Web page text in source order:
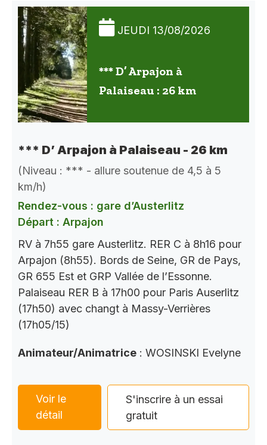
JEUDI 13/08/2026
*** D’ Arpajon à
Palaiseau : 26 km
*** D’ Arpajon à Palaiseau - 26 km
(Niveau : *** - allure soutenue de 4,5 à 5
km/h)
Rendez-vous : gare d’Austerlitz
Départ : Arpajon
RV à 7h55 gare Austerlitz. RER C à 8h16 pour
Arpajon (8h55). Bords de Seine, GR de Pays,
GR 655 Est et GRP Vallée de l’Essonne.
Palaiseau RER B à 17h00 pour Paris Auserlitz
(17h50) avec changt à Massy-Verrières
(17h05/15)
Animateur/Animatrice : WOSINSKI Evelyne
Voir le
détail
S'inscrire à un essai
gratuit